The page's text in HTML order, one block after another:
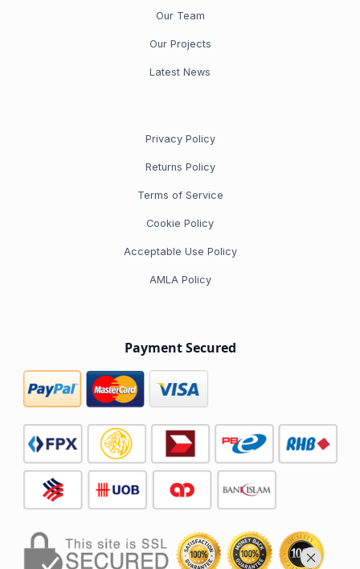
Our Team
Our Projects
Latest News
Privacy Policy
Returns Policy
Terms of Service
Cookie Policy
Acceptable Use Policy
AMLA Policy
Payment Secured